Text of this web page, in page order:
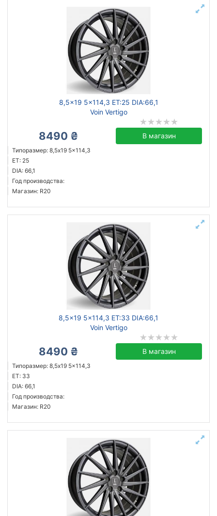
8,5x19 5x114,3 ET:25 DIA:66,1
Voin Vertigo
8490 ₴ В магазин
Типоразмер: 8,5x19 5x114,3
ET: 25
DIA: 66,1
Год производства:
Магазин: R20
8,5x19 5x114,3 ET:33 DIA:66,1
Voin Vertigo
8490 ₴ В магазин
Типоразмер: 8,5x19 5x114,3
ET: 33
DIA: 66,1
Год производства:
Магазин: R20